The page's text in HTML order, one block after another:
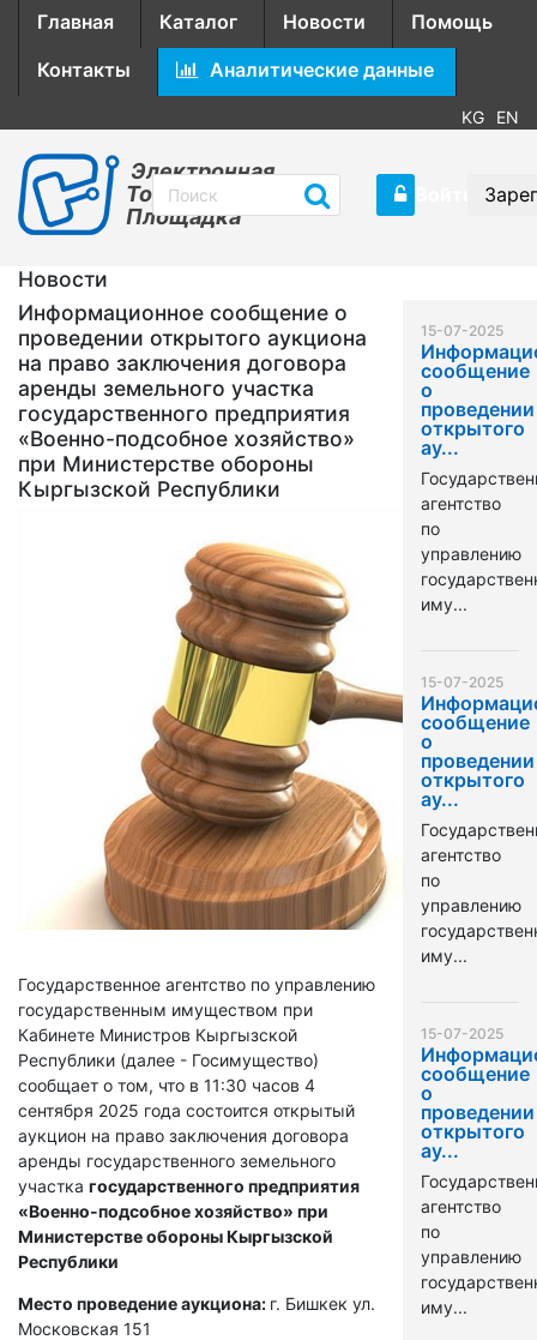
Главная Каталог Новости
Помощь
Контакты
Аналитические данные
KG EN
Электронная
Торговая
Площадка
Новости
Информационное сообщение о
проведении открытого аукциона
на право заключения договора
аренды земельного участка
государственного предприятия
«Военно-подсобное хозяйство»
при Министерстве обороны
Кыргызской Республики
Государственное агентство по управлению
государственным имуществом при
Кабинете Министров Кыргызской
Республики (далее - Госимущество)
сообщает о том, что в 11:30 часов 4
сентября 2025 года состоится открытый
аукцион на право заключения договора
аренды государственного земельного
участка государственного предприятия
«Военно-подсобное хозяйство» при
Министерстве обороны Кыргызской
Республики
Место проведение аукциона: г. Бишкек ул.
Московская 151
15-07-2025
сообщение
о
проведении
открытого
ау...
агентство
по
управлению
иму...
15-07-2025
сообщение
о
проведении
открытого
ау...
агентство
по
управлению
иму...
15-07-2025
сообщение
о
проведении
открытого
ау...
агентство
по
управлению
иму...